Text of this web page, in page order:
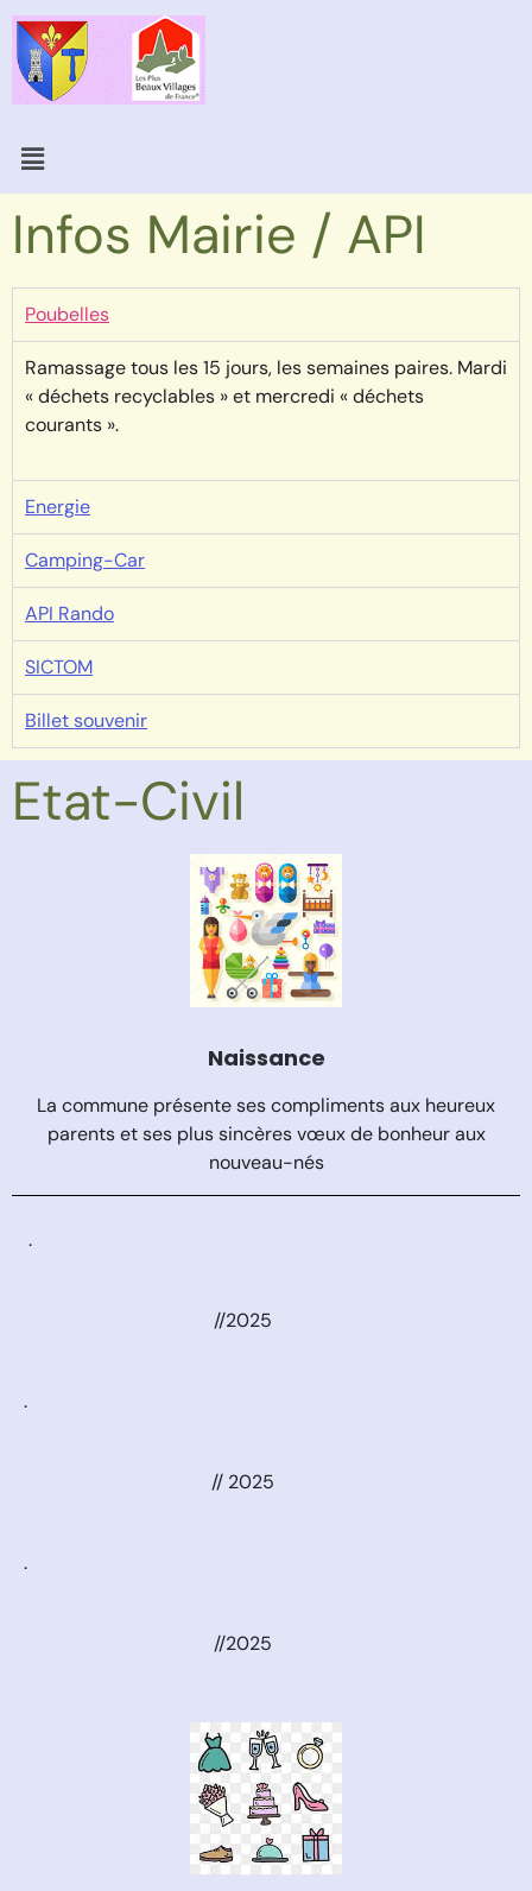
Infos Mairie / API
Poubelles
Ramassage tous les 15 jours, les semaines paires. Mardi
« déchets recyclables » et mercredi « déchets
courants ».
Energie
Camping-Car
API Rando
SICTOM
Billet souvenir
Etat-Civil
Naissance
La commune présente ses compliments aux heureux
parents et ses plus sincères vœux de bonheur aux
nouveau-nés
.
//2025
.
// 2025
.
//2025